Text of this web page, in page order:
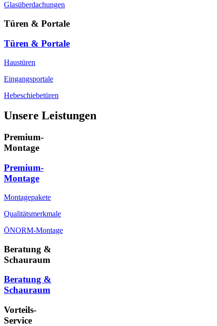
Glasüberdachungen
Türen & Portale
Türen & Portale
Haustüren
Eingangsportale
Hebeschiebetüren
Unsere Leistungen
Premium-
Montage
Premium-
Montage
Montagepakete
Qualitätsmerkmale
ÖNORM-Montage
Beratung &
Schauraum
Beratung &
Schauraum
Vorteils-
Service